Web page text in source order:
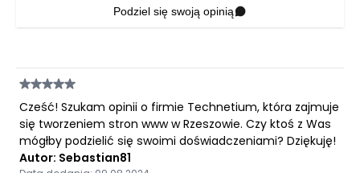
Podziel się swoją opinią
Cześć! Szukam opinii o firmie Technetium, która zajmuje
się tworzeniem stron www w Rzeszowie. Czy ktoś z Was
mógłby podzielić się swoimi doświadczeniami? Dziękuję!
Autor: Sebastian81